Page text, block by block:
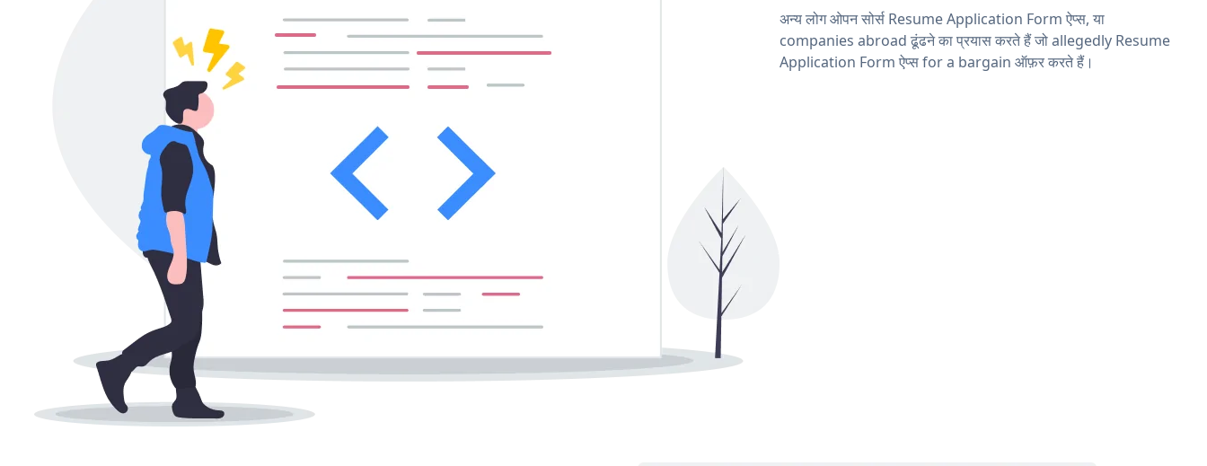
अन्य लोग ओपन सोर्स Resume Application Form ऐप्स, या
companies abroad ढूंढने का प्रयास करते हैं जो allegedly Resume
Application Form ऐप्स for a bargain ऑफ़र करते हैं।